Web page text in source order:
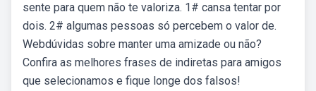
sente para quem não te valoriza. 1# cansa tentar por
dois. 2# algumas pessoas só percebem o valor de.
Webdúvidas sobre manter uma amizade ou não?
Confira as melhores frases de indiretas para amigos
que selecionamos e fique longe dos falsos!